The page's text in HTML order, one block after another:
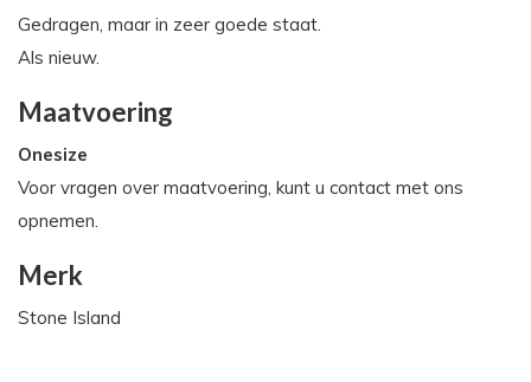
Gedragen, maar in zeer goede staat.
Als nieuw.
Maatvoering
Onesize
Voor vragen over maatvoering, kunt u contact met ons
opnemen.
Merk
Stone Island